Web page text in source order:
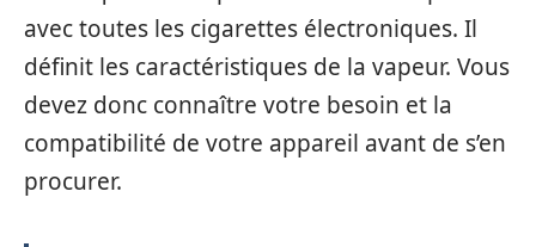
avec toutes les cigarettes électroniques. Il
définit les caractéristiques de la vapeur. Vous
devez donc connaître votre besoin et la
compatibilité de votre appareil avant de s’en
procurer.